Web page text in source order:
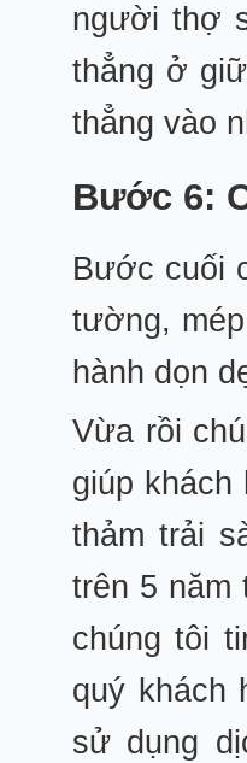
người thợ
thẳng ở
thẳng vào
Bước 6:
Bước cuối
tường,
hành dọn
Vừa rồi
giúp khách
thảm trải
trên 5 năm
chúng tôi
quý khách
sử dụng